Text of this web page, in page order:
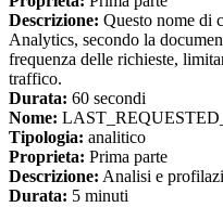
Descrizione: Questo nome di
Analytics, secondo la
frequenza delle richieste,
traffico.
Durata: 60 secondi
Nome:
Tipologia: analitico
Proprieta: Prima parte
Descrizione: Analisi e
Durata: 5 minuti